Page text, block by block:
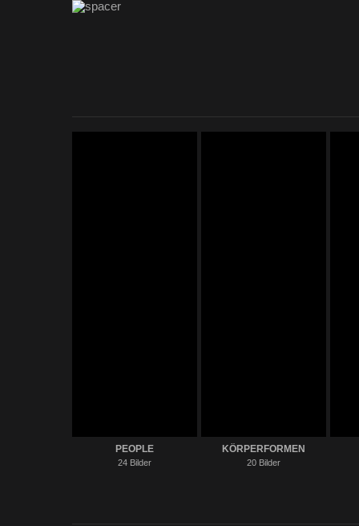
PEOPLE
24 Bilder
KÖRPERFORMEN
20 Bilder